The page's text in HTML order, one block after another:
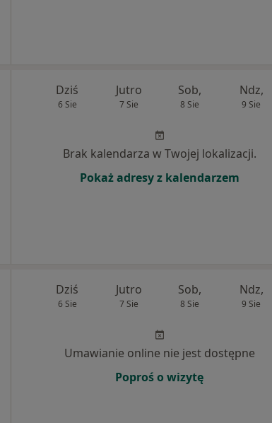
Dziś
6 Sie
Jutro
7 Sie
Sob,
8 Sie
Ndz,
9 Sie
Brak kalendarza w Twojej lokalizacji.
Pokaż adresy z kalendarzem
Dziś
6 Sie
Jutro
7 Sie
Sob,
8 Sie
Ndz,
9 Sie
Umawianie online nie jest dostępne
Poproś o wizytę